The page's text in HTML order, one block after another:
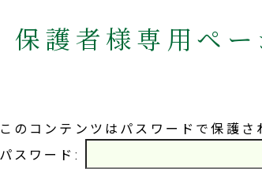
保護者様専用ペ
このコンテンツはパスワードで保護
パスワード: